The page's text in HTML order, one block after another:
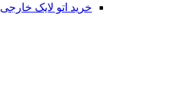
خرید اتو لایک خارجی